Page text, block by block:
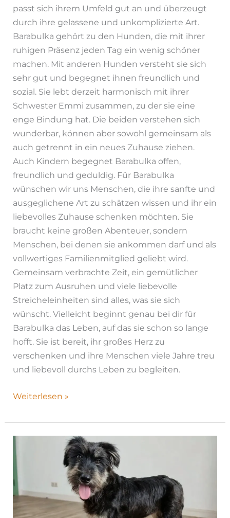
passt sich ihrem Umfeld gut an und überzeugt
durch ihre gelassene und unkomplizierte Art.
Barabulka gehört zu den Hunden, die mit ihrer
ruhigen Präsenz jeden Tag ein wenig schöner
machen. Mit anderen Hunden versteht sie sich
sehr gut und begegnet ihnen freundlich und
sozial. Sie lebt derzeit harmonisch mit ihrer
Schwester Emmi zusammen, zu der sie eine
enge Bindung hat. Die beiden verstehen sich
wunderbar, können aber sowohl gemeinsam als
auch getrennt in ein neues Zuhause ziehen.
Auch Kindern begegnet Barabulka offen,
freundlich und geduldig. Für Barabulka
wünschen wir uns Menschen, die ihre sanfte und
ausgeglichene Art zu schätzen wissen und ihr ein
liebevolles Zuhause schenken möchten. Sie
braucht keine großen Abenteuer, sondern
Menschen, bei denen sie ankommen darf und als
vollwertiges Familienmitglied geliebt wird.
Gemeinsam verbrachte Zeit, ein gemütlicher
Platz zum Ausruhen und viele liebevolle
Streicheleinheiten sind alles, was sie sich
wünscht. Vielleicht beginnt genau bei dir für
Barabulka das Leben, auf das sie schon so lange
hofft. Sie ist bereit, ihr großes Herz zu
verschenken und ihre Menschen viele Jahre treu
und liebevoll durchs Leben zu begleiten.
Weiterlesen »
H26-
1202